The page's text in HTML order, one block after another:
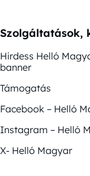
Szolgáltatások,
Hirdess Helló
banner
Támogatás
Facebook – Helló
Instagram – Helló
X- Helló Magyar